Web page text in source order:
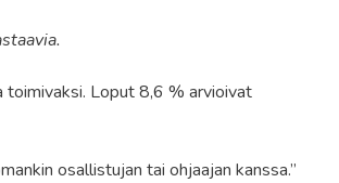
toimivaksi. Loput 8,6 % arvioivat
osallistujan tai ohjaajan kanssa.”